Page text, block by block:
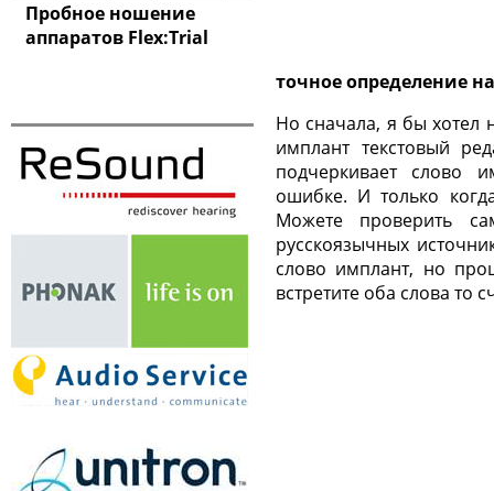
Пробное ношение
аппаратов Flex:Trial
точное определение
Но сначала, я бы хотел
имплант текстовый
подчеркивает слово
ошибке. И только
Можете проверить
русскоязычных
слово имплант, но
встретите оба слова то